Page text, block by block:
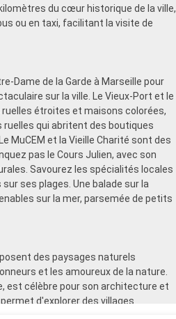
du cœur historique de la ville,
ou en taxi, facilitant la visite de
Dame de la Garde à Marseille pour
sur la ville. Le Vieux-Port et le
étroites et maisons colorées,
qui abritent des boutiques
MuCEM et la Vieille Charité sont des
pas le Cours Julien, avec son
Savourez les spécialités locales
ses plages. Une balade sur la
sur la mer, parsemée de petits
des paysages naturels
et les amoureux de la nature.
est célèbre pour son architecture et
d'explorer des villages